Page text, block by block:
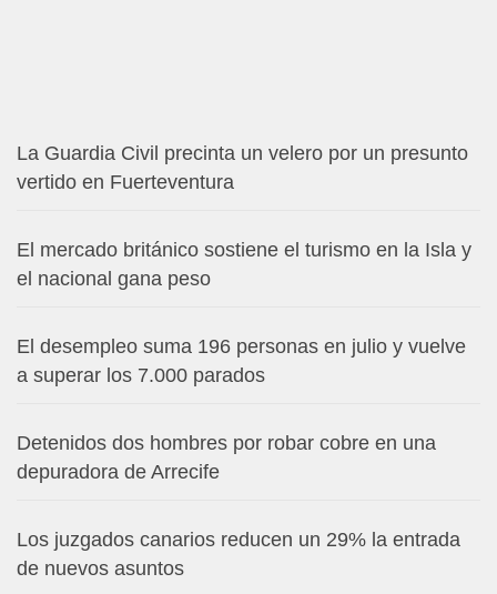
La Guardia Civil precinta un velero por un presunto
vertido en Fuerteventura
El mercado británico sostiene el turismo en la Isla y
el nacional gana peso
El desempleo suma 196 personas en julio y vuelve
a superar los 7.000 parados
Detenidos dos hombres por robar cobre en una
depuradora de Arrecife
Los juzgados canarios reducen un 29% la entrada
de nuevos asuntos